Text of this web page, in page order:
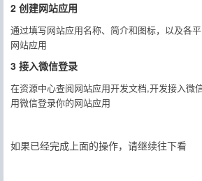
2 创建网站应用
通过填写网站应用名称、简介和图标，以及各
网站应用
3 接入微信登录
在资源中心查阅网站应用开发文档,开发接入微
用微信登录你的网站应用
如果已经完成上面的操作，请继续往下看